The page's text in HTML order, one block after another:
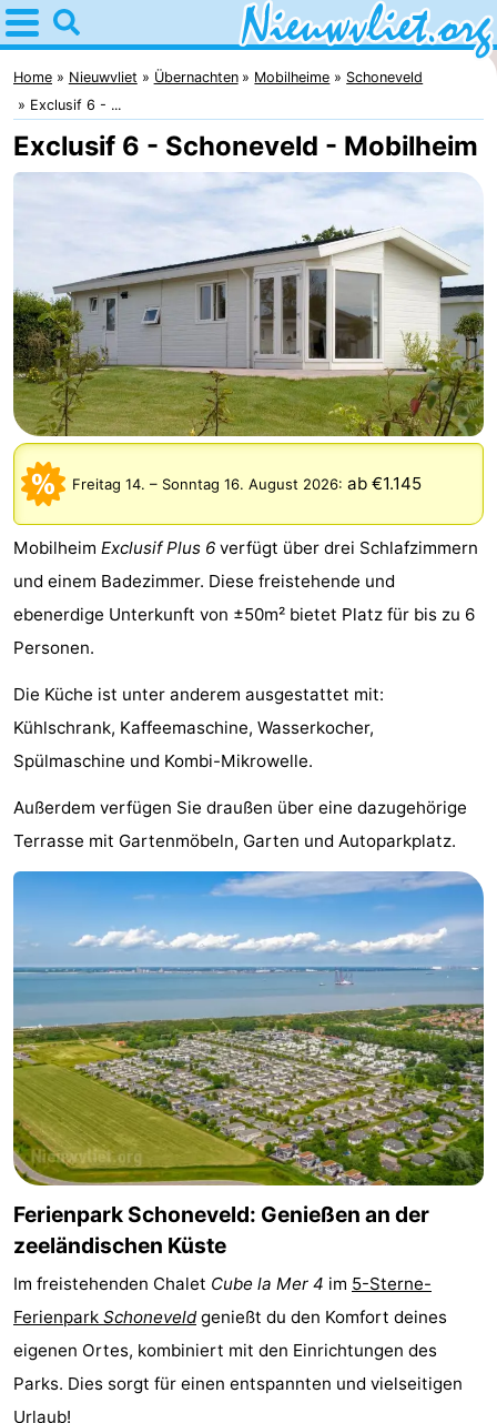
Home
Nieuwvliet
Tipps
Für
Appartements
Campingplätze
Ferienhäuser
-
Bad
Meersee
-
Beach
Resort
Nieuwvliet-
-
De
Meulinge
-
EuroParcs
-
Noordzee
Résidence
Bad
-
Resort
Bad
-
Strand
Resort
Nieuwvliet-
Bad
-
Waterdunen
-
Zeebad
-
Zonneweelde
-
Zwinhoeve
Hotels
Lastminutes
Strand
Sehen
&
tun
-
Museen
-
Denkmäler
-
Home Nieuwvliet Übernachten Mobilheime
Schoneveld
Exclusif 6 - ...
Exclusif 6 - Schoneveld - Mobilheim
Freitag 14. – Sonntag 16. August 2026: ab €1.145
Mobilheim Exclusif Plus 6 verfügt über drei Schlafzimmern
und einem Badezimmer. Diese freistehende und
ebenerdige Unterkunft von ±50m² bietet Platz für bis zu 6
Personen.
Die Küche ist unter anderem ausgestattet mit:
Kühlschrank, Kaffeemaschine, Wasserkocher,
Spülmaschine und Kombi-Mikrowelle.
Außerdem verfügen Sie draußen über eine dazugehörige
Terrasse mit Gartenmöbeln, Garten und Autoparkplatz.
Ferienpark Schoneveld: Genießen an der
zeeländischen Küste
Im freistehenden Chalet Cube la Mer 4 im 5-Sterne-
Ferienpark Schoneveldgenießt du den Komfort deines
eigenen Ortes, kombiniert mit den Einrichtungen des
Parks. Dies sorgt für einen entspannten und vielseitigen
Urlaub!